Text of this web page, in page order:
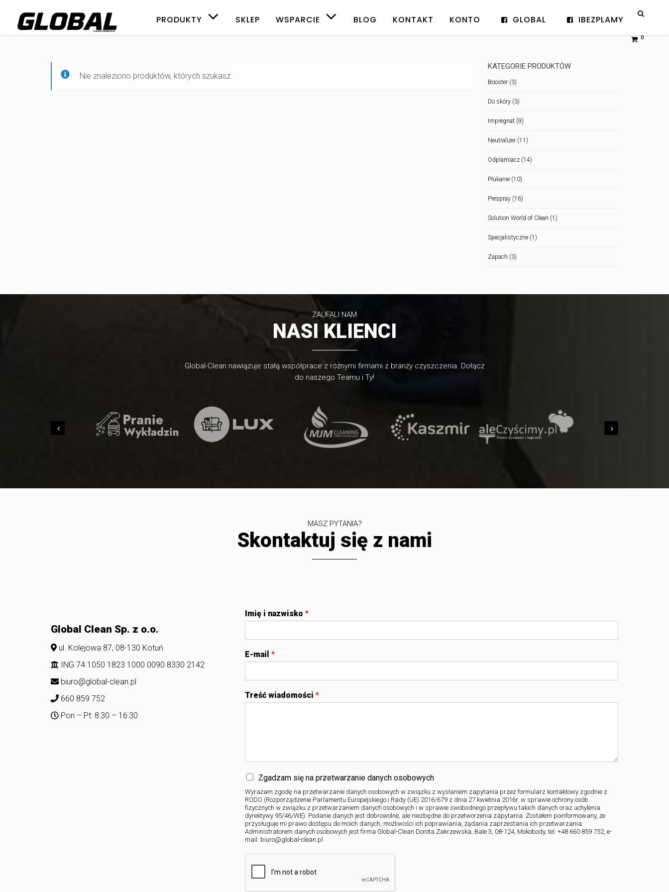
PRODUKTY SKLEP WSPARCIE BLOG KONTAKT KONTO GLOBAL IBEZPLAMY
0
Nie znaleziono produktów, których szukasz.
KATEGORIE PRODUKTÓW
Booster (3)
Do skóry (3)
Impregnat (9)
Neutralizer (11)
Odplamiacz (14)
Płukanie (10)
Prespray (16)
Solution World of Clean (1)
Specjalistyczne (1)
Zapach (3)
ZAUFALI NAM
NASI KLIENCI
Global-Clean nawiązuje stałą współprace z różnymi firmami z branży czyszczenia. Dołącz
do naszego Teamu i Ty!
MASZ PYTANIA?
Skontaktuj się z nami
Global Clean Sp. z o.o.
ul. Kolejowa 87, 08-130 Kotuń
ING 74 1050 1823 1000 0090 8330 2142
biuro@global-clean.pl
660 859 752
Pon – Pt: 8:30 – 16:30
Imię i nazwisko *
E-mail *
Treść wiadomości *
Zgadzam się na przetwarzanie danych osobowych
Wyrażam zgodę na przetwarzanie danych osobowych w związku z wysłaniem zapytania przez formularz kontaktowy zgodnie z
RODO (Rozporządzenie Parlamentu Europejskiego i Rady (UE) 2016/679 z dnia 27 kwietnia 2016r. w sprawie ochrony osób
fizycznych w związku z przetwarzaniem danych osobowych i w sprawie swobodnego przepływu takich danych oraz uchylenia
dyrektywy 95/46/WE). Podanie danych jest dobrowolne, ale niezbędne do przetworzenia zapytania. Zostałem poinformowany, że
przysługuje mi prawo dostępu do moich danych, możliwości ich poprawiania, żądania zaprzestania ich przetwarzania.
Administratorem danych osobowych jest firma Global-Clean Dorota Zakrzewska, Bale 3, 08-124, Mokobody, tel: +48 660 859 752, e-
mail: biuro@global-clean.pl